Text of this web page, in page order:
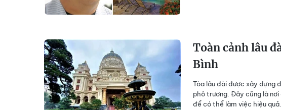
Toàn cảnh lâu
Bình
Tòa lâu đài được xây dựng
phô trương. Đây cũng là
để có thể làm việc hiệu quả.